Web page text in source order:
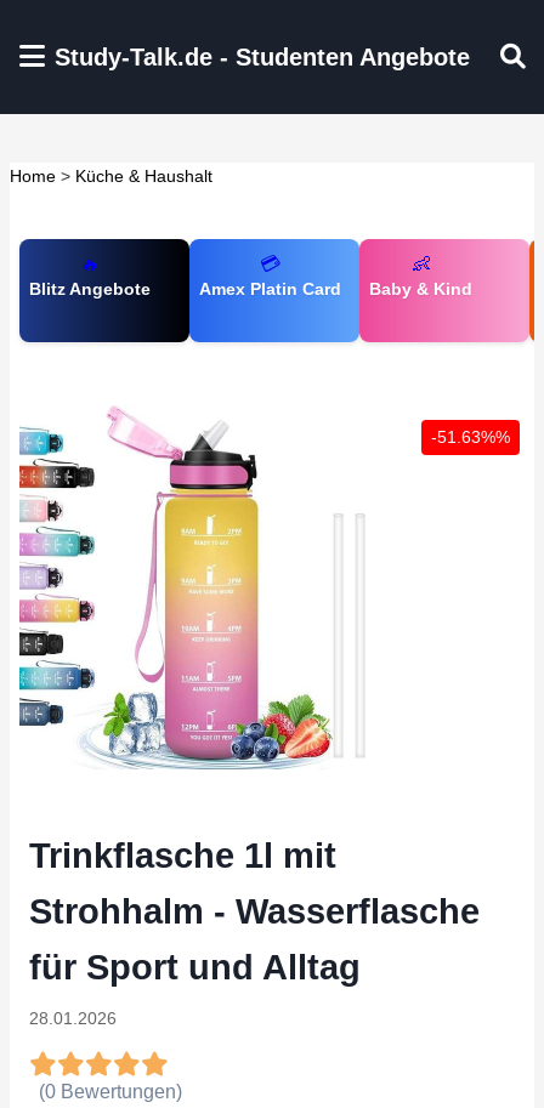
Study-Talk.de - Studenten Angebote
Home > Küche & Haushalt
🔥
Blitz Angebote
💳
Amex Platin Card
👶
Baby & Kind
-51.63%%
Trinkflasche 1l mit
Strohhalm - Wasserflasche
für Sport und Alltag
28.01.2026
(0 Bewertungen)